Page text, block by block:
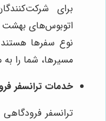
برای
اتوبوس‌های بهشت
نوع سفرها
مسیرها، شما را
خدمات ترانسفر
ترانسفر